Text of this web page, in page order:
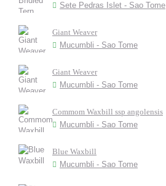
Sete Pedras Islet - Sao Tome
Giant Weaver
Mucumbli - Sao Tome
Giant Weaver
Mucumbli - Sao Tome
Commom Waxbill ssp angolensis
Mucumbli - Sao Tome
Blue Waxbill
Mucumbli - Sao Tome